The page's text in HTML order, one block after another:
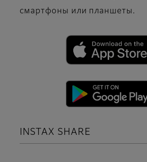
смартфоны или планшеты.
INSTAX SHARE